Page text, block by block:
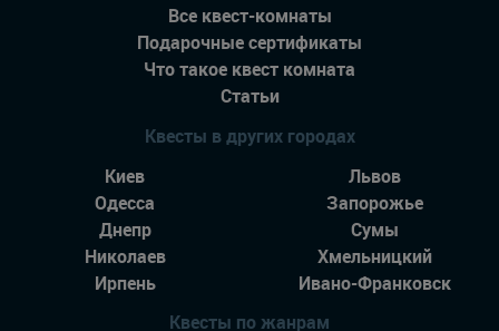
Все квест-комнаты
Подарочные сертификаты
Что такое квест комната
Статьи
Квесты в других городах
Киев
Львов
Одесса
Запорожье
Днепр
Сумы
Николаев
Хмельницкий
Ирпень
Ивано-Франковск
Квесты по жанрам